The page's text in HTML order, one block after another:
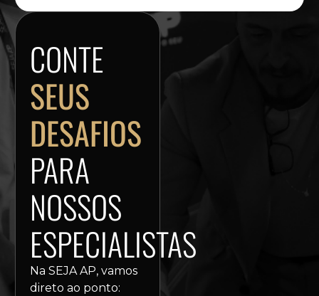
CONTE
SEUS
DESAFIOS
PARA
NOSSOS
ESPECIALISTAS
Na SEJA AP, vamos
direto ao ponto: